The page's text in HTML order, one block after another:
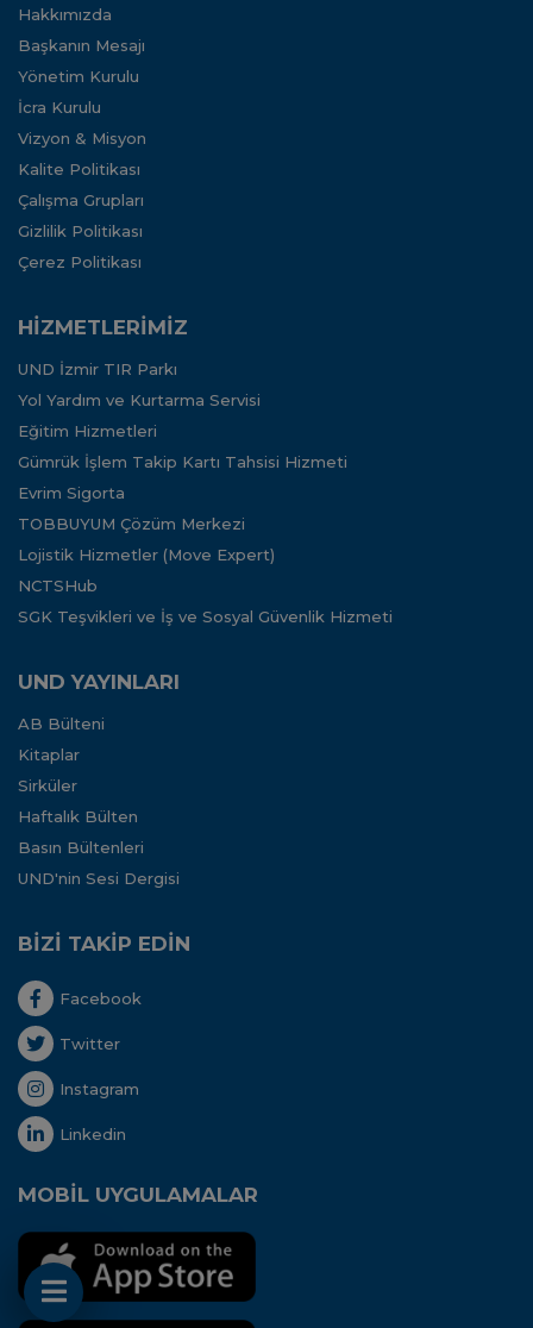
Hakkımızda
Başkanın Mesajı
Yönetim Kurulu
İcra Kurulu
Vizyon & Misyon
Kalite Politikası
Çalışma Grupları
Gizlilik Politikası
Çerez Politikası
HİZMETLERİMİZ
UND İzmir TIR Parkı
Yol Yardım ve Kurtarma Servisi
Eğitim Hizmetleri
Gümrük İşlem Takip Kartı Tahsisi Hizmeti
Evrim Sigorta
TOBBUYUM Çözüm Merkezi
Lojistik Hizmetler (Move Expert)
NCTSHub
SGK Teşvikleri ve İş ve Sosyal Güvenlik Hizmeti
UND YAYINLARI
AB Bülteni
Kitaplar
Sirküler
Haftalık Bülten
Basın Bültenleri
UND'nin Sesi Dergisi
BİZİ TAKİP EDİN
Facebook
Twitter
Instagram
Linkedin
MOBİL UYGULAMALAR